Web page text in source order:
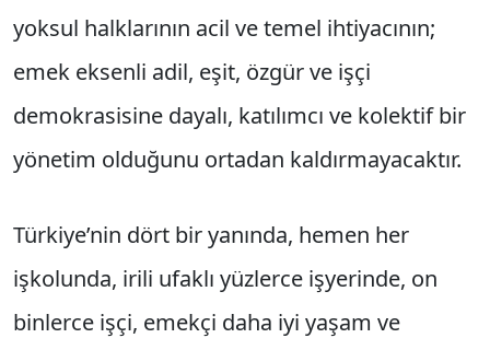
yoksul halklarının acil ve temel ihtiyacının;
emek eksenli adil, eşit, özgür ve işçi
demokrasisine dayalı, katılımcı ve kolektif bir
yönetim olduğunu ortadan kaldırmayacaktır.
Türkiye’nin dört bir yanında, hemen her
işkolunda, irili ufaklı yüzlerce işyerinde, on
binlerce işçi, emekçi daha iyi yaşam ve